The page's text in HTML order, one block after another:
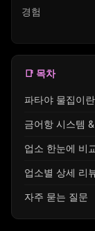
경험
📑 목차
파타야 물집이
금어항 시스템
업소 한눈에 비
업소별 상세 리
자주 묻는 질문